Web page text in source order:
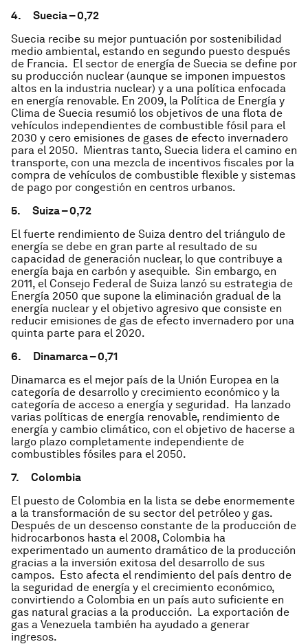
4. Suecia – 0,72
Suecia recibe su mejor puntuación por sostenibilidad
medio ambiental, estando en segundo puesto después
de Francia. El sector de energía de Suecia se define por
su producción nuclear (aunque se imponen impuestos
altos en la industria nuclear) y a una política enfocada
en energía renovable. En 2009, la Política de Energía y
Clima de Suecia resumió los objetivos de una flota de
vehículos independientes de combustible fósil para el
2030 y cero emisiones de gases de efecto invernadero
para el 2050. Mientras tanto, Suecia lidera el camino en
transporte, con una mezcla de incentivos fiscales por la
compra de vehículos de combustible flexible y sistemas
de pago por congestión en centros urbanos.
5. Suiza – 0,72
El fuerte rendimiento de Suiza dentro del triángulo de
energía se debe en gran parte al resultado de su
capacidad de generación nuclear, lo que contribuye a
energía baja en carbón y asequible. Sin embargo, en
2011, el Consejo Federal de Suiza lanzó su estrategia de
Energía 2050 que supone la eliminación gradual de la
energía nuclear y el objetivo agresivo que consiste en
reducir emisiones de gas de efecto invernadero por una
quinta parte para el 2020.
6. Dinamarca – 0,71
Dinamarca es el mejor país de la Unión Europea en la
categoría de desarrollo y crecimiento económico y la
categoría de acceso a energía y seguridad. Ha lanzado
varias políticas de energía renovable, rendimiento de
energía y cambio climático, con el objetivo de hacerse a
largo plazo completamente independiente de
combustibles fósiles para el 2050.
7. Colombia
El puesto de Colombia en la lista se debe enormemente
a la transformación de su sector del petróleo y gas.
Después de un descenso constante de la producción de
hidrocarbonos hasta el 2008, Colombia ha
experimentado un aumento dramático de la producción
gracias a la inversión exitosa del desarrollo de sus
campos. Esto afecta el rendimiento del país dentro de
la seguridad de energía y el crecimiento económico,
convirtiendo a Colombia en un país auto suficiente en
gas natural gracias a la producción. La exportación de
gas a Venezuela también ha ayudado a generar
ingresos.